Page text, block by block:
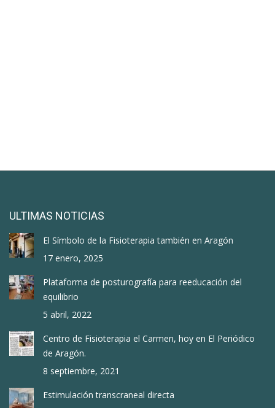
ULTIMAS NOTICIAS
El Símbolo de la Fisioterapia también en Aragón
17 enero, 2025
Plataforma de posturografía para reeducación del
equilibrio
5 abril, 2022
Centro de Fisioterapia el Carmen, hoy en El Periódico
de Aragón.
8 septiembre, 2021
Estimulación transcraneal directa